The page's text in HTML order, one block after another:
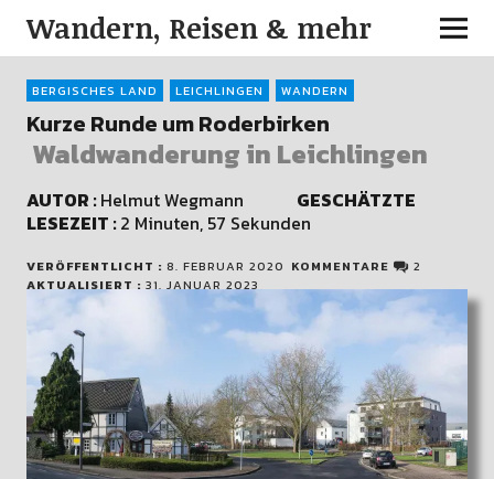
Wandern, Reisen & mehr
BERGISCHES LAND LEICHLINGEN WANDERN
Kurze Runde um Roderbirken
Waldwanderung in Leichlingen
AUTOR :Helmut Wegmann GESCHÄTZTE
LESEZEIT :2 Minuten, 57 Sekunden
VERÖFFENTLICHT : 8. FEBRUAR 2020 KOMMENTARE
2
AKTUALISIERT : 31. JANUAR 2023